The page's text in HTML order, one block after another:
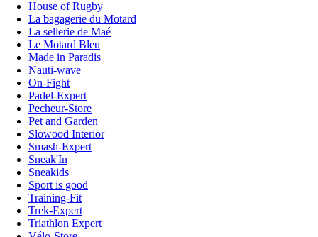
House of Rugby
La bagagerie du Motard
La sellerie de Maé
Le Motard Bleu
Made in Paradis
Nauti-wave
On-Fight
Padel-Expert
Pecheur-Store
Pet and Garden
Slowood Interior
Smash-Expert
Sneak'In
Sneakids
Sport is good
Training-Fit
Trek-Expert
Triathlon Expert